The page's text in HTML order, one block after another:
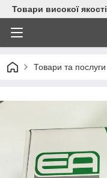
Товари високої якості
Товари та послуги